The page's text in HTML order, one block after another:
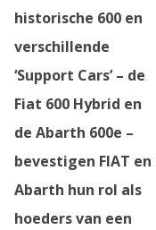
historische 600 en
verschillende
‘Support Cars’ – de
Fiat 600 Hybrid en
de Abarth 600e –
bevestigen FIAT en
Abarth hun rol als
hoeders van een